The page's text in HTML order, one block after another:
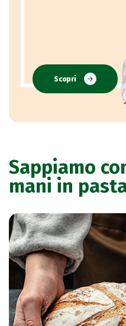
Scopri
Sappiamo
mani in